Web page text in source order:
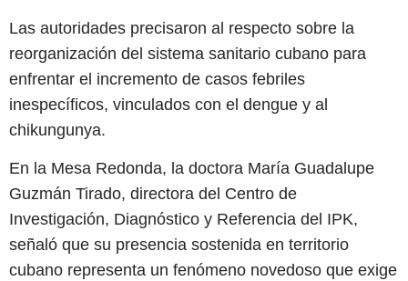
Las autoridades precisaron al respecto sobre la
reorganización del sistema sanitario cubano para
enfrentar el incremento de casos febriles
inespecíficos, vinculados con el dengue y al
chikungunya.
En la Mesa Redonda, la doctora María Guadalupe
Guzmán Tirado, directora del Centro de
Investigación, Diagnóstico y Referencia del IPK,
señaló que su presencia sostenida en territorio
cubano representa un fenómeno novedoso que exige